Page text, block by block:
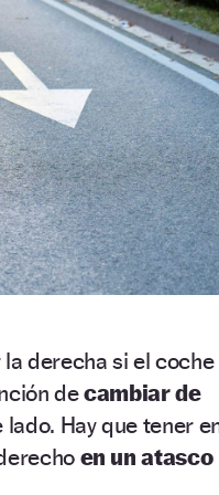
derecha si el coche
decambiar de
Hay que tener
en un atasco